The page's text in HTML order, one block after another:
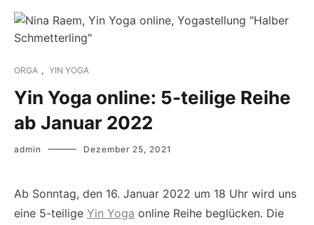
ORGA , YIN YOGA
Yin Yoga online: 5-teilige Reihe
ab Januar 2022
admin Dezember 25, 2021
Ab Sonntag, den 16. Januar 2022 um 18 Uhr wird uns
eine 5-teilige Yin Yoga online Reihe beglücken. Die